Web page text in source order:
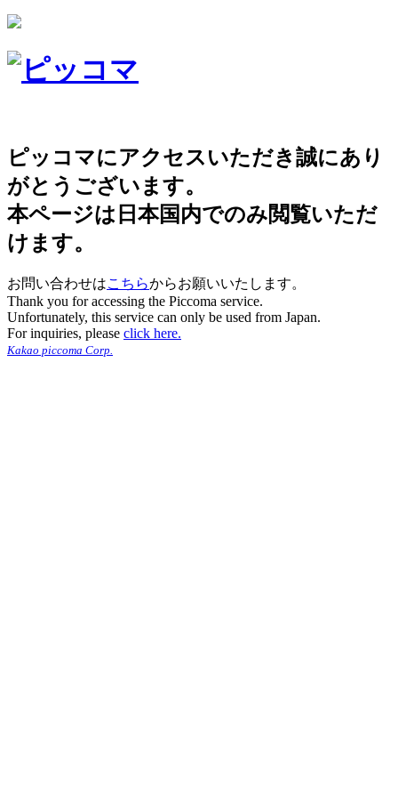
ピッコマにアクセスいただき誠にあり
がとうございます。
本ページは日本国内でのみ閲覧いただ
けます。
お問い合わせはこちらからお願いいたします。
Thank you for accessing the Piccoma service.
Unfortunately, this service can only be used from Japan.
For inquiries, please click here.
Kakao piccoma Corp.